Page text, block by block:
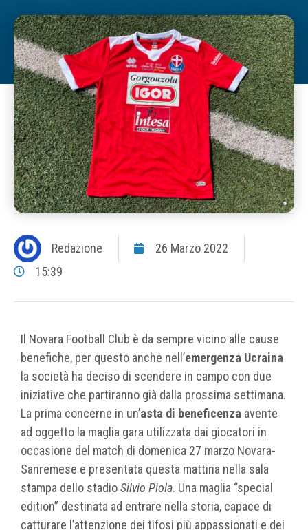
Redazione
26 Marzo 2022
15:39
Il Novara Football Club è da sempre vicino alle cause
benefiche, per questo anche nell’emergenza Ucraina
la società ha deciso di scendere in campo con due
iniziative che partiranno già dalla prossima settimana.
La prima concerne in un’asta di beneficenza avente
ad oggetto la maglia gara utilizzata dai giocatori in
occasione del match di domenica 27 marzo Novara-
Sanremese e presentata questa mattina nella sala
stampa dello stadioSilvio Piola. Una maglia “special
edition” destinata ad entrare nella storia, capace di
catturare l’attenzione dei tifosi più appassionati e dei